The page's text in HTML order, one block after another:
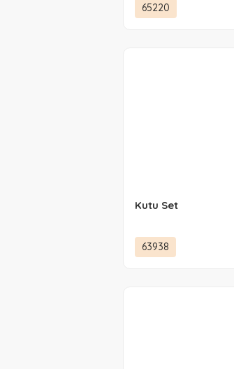
65220
Kutu Set
63938